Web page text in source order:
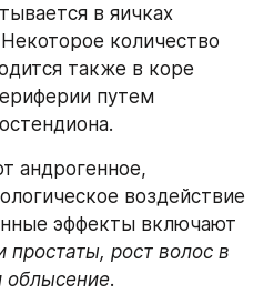
в яичках
количество
также в коре
путем
андрогенное,
воздействие
простаты, рост волос в
облысение.